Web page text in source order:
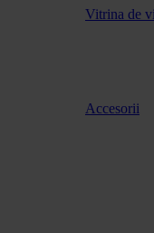
Vitrina de
Accesorii